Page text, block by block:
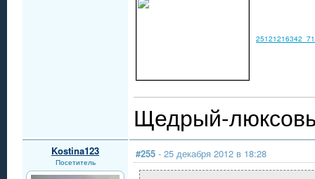
Щедрый-
Kostina123
Посетитель
#255 - 25 декабря 2012 в 18:28